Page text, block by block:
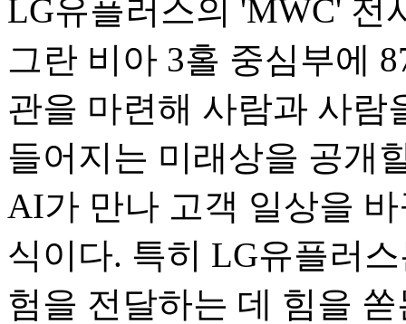
LG유플러스의 'MWC' 전
그란 비아 3홀 중심부에
관을 마련해 사람과 사람
들어지는 미래상을 공개
AI가 만나 고객 일상을
식이다. 특히 LG유플러
험을 전달하는 데 힘을